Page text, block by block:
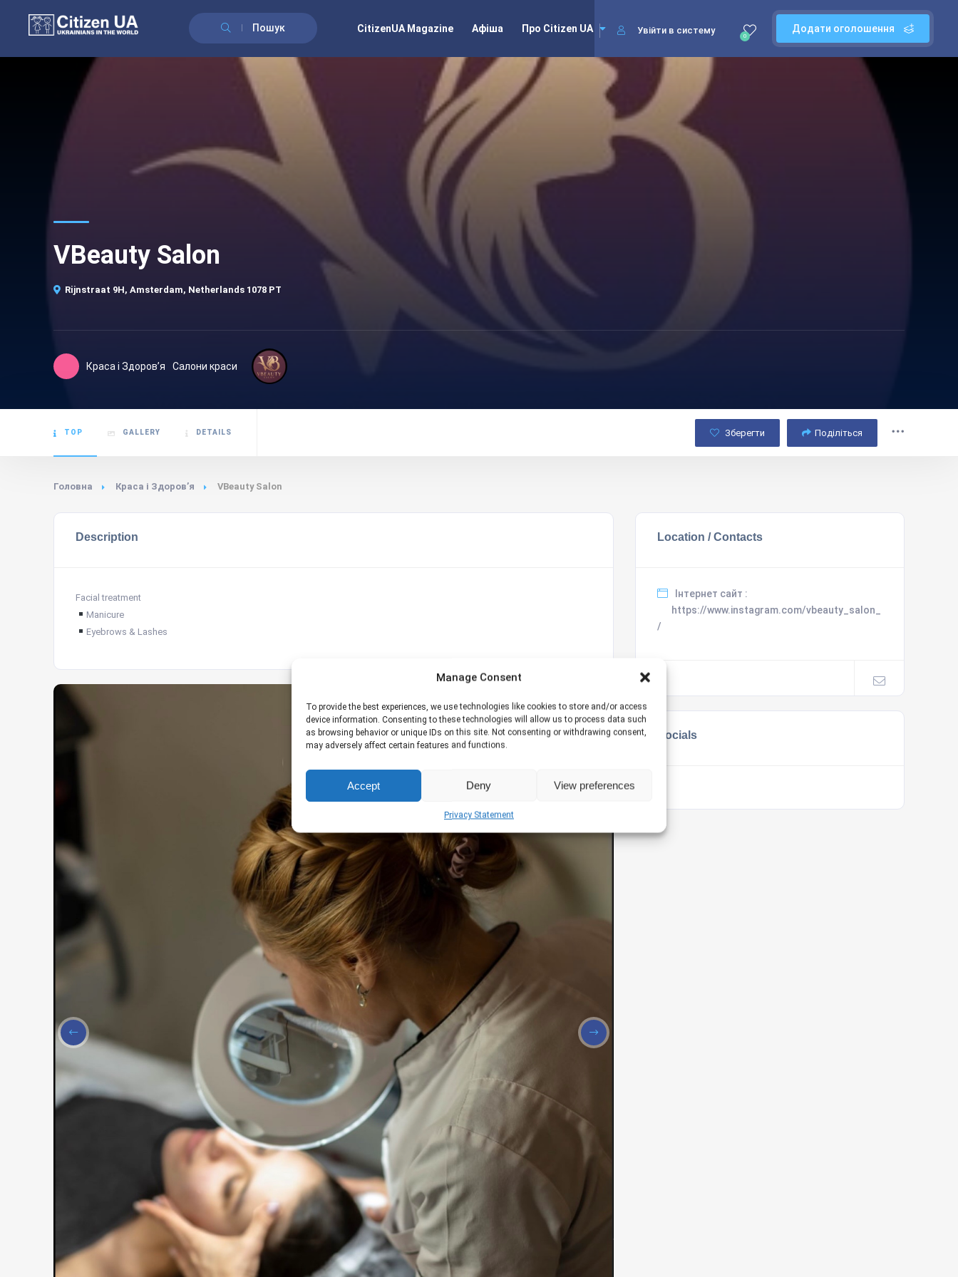
Manage Consent
To provide the best experiences, we use technologies like cookies to store and/or access
device information. Consenting to these technologies will allow us to process data such
as browsing behavior or unique IDs on this site. Not consenting or withdrawing consent,
may adversely affect certain features and functions.
Accept Deny View preferences
Privacy Statement
Пошук Додати оголошення
0
Увійти в систему
CitizenUA Magazine Aфіша Про Citizen UA
VBeauty Salon
Rijnstraat 9H, Amsterdam, Netherlands 1078 PT
Краса і Здоровʼя Салони краси
TOP GALLERY DETAILS Зберегти Поділіться
Головна Краса і Здоровʼя VBeauty Salon
Description
Facial treatment
Manicure
Eyebrows & Lashes
Location / Contacts
Інтернет сайт :
https://www.instagram.com/vbeauty_salon_
/
Socials